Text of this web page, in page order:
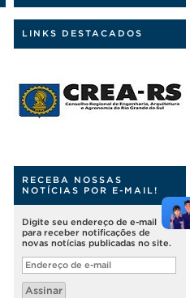
LINKS DESTACADOS
RECEBA NOSSAS
NOTÍCIAS POR E-MAIL!
Digite seu endereço de e-mail
para receber notificações de
novas notícias publicadas no site.
Endereço
de
e-
mail
Assinar